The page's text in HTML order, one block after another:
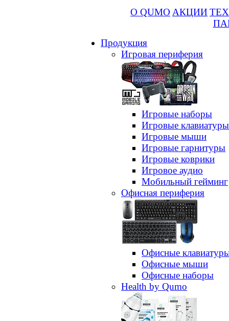
О QUMO АКЦИИ
Продукция
Игровая периферия
Игровые наборы
Игровые клавиатуры
Игровые мыши
Игровые гарнитуры
Игровые коврики
Игровое аудио
Мобильный гейминг
Офисная периферия
Офисные
Офисные мыши
Офисные наборы
Health by Qumo